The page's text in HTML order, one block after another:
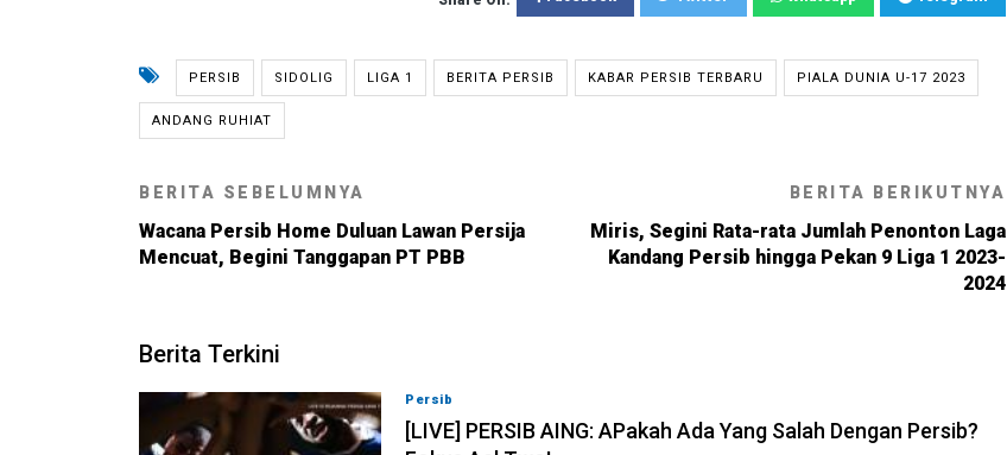
PERSIB SIDOLIG LIGA 1 BERITA PERSIB KABAR PERSIB TERBARU PIALA DUNIA U-17 2023
ANDANG RUHIAT
BERITA SEBELUMNYA
Wacana Persib Home Duluan Lawan Persija
Mencuat, Begini Tanggapan PT PBB
BERITA BERIKUTNYA
Miris, Segini Rata-rata Jumlah Penonton Laga
Kandang Persib hingga Pekan 9 Liga 1 2023-
2024
Berita Terkini
Persib
[LIVE] PERSIB AING: APakah Ada Yang Salah Dengan Persib?